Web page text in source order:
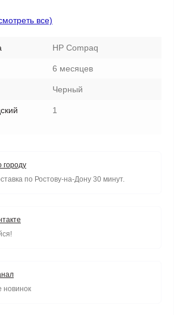
все)
HP Compaq
6 месяцев
Черный
1
городу
по Ростову-на-Дону 30 минут.
новинок